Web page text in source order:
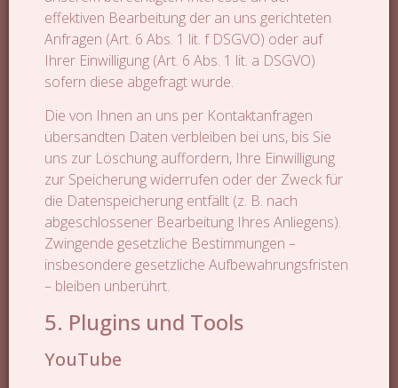
effektiven Bearbeitung der an uns gerichteten
Anfragen (Art. 6 Abs. 1 lit. f DSGVO) oder auf
Ihrer Einwilligung (Art. 6 Abs. 1 lit. a DSGVO)
sofern diese abgefragt wurde.
Die von Ihnen an uns per Kontaktanfragen
übersandten Daten verbleiben bei uns, bis Sie
uns zur Löschung auffordern, Ihre Einwilligung
zur Speicherung widerrufen oder der Zweck für
die Datenspeicherung entfällt (z. B. nach
abgeschlossener Bearbeitung Ihres Anliegens).
Zwingende gesetzliche Bestimmungen –
insbesondere gesetzliche Aufbewahrungsfristen
– bleiben unberührt.
5. Plugins und Tools
YouTube